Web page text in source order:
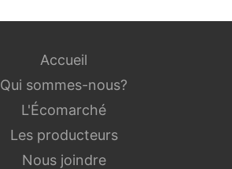
Accueil
Qui sommes-nous?
L'Écomarché
Les producteurs
Nous joindre